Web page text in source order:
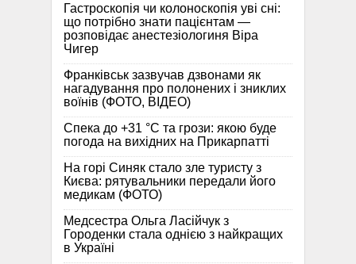
Гастроскопія чи колоноскопія уві сні:
що потрібно знати пацієнтам —
розповідає анестезіологиня Віра
Чигер
Франківськ зазвучав дзвонами як
нагадування про полонених і зниклих
воїнів (ФОТО, ВІДЕО)
Спека до +31 °C та грози: якою буде
погода на вихідних на Прикарпатті
На горі Синяк стало зле туристу з
Києва: рятувальники передали його
медикам (ФОТО)
Медсестра Ольга Ласійчук з
Городенки стала однією з найкращих
в Україні